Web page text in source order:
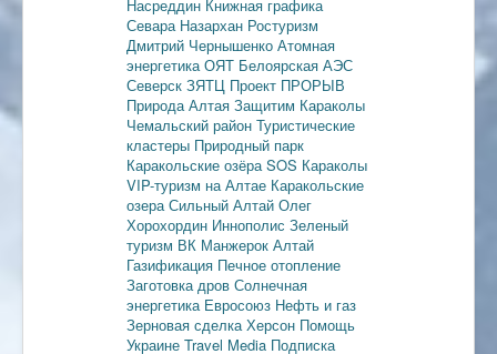
Насреддин Книжная графика
Севара Назархан Ростуризм
Дмитрий Чернышенко Атомная
энергетика ОЯТ Белоярская АЭС
Северск ЗЯТЦ Проект ПРОРЫВ
Природа Алтая Защитим Караколы
Чемальский район Туристические
кластеры Природный парк
Каракольские озёра SOS Караколы
VIP-туризм на Алтае Каракольские
озера Сильный Алтай Олег
Хорохордин Иннополис Зеленый
туризм ВК Манжерок Алтай
Газификация Печное отопление
Заготовка дров Солнечная
энергетика Евросоюз Нефть и газ
Зерновая сделка Херсон Помощь
Украине Travel Media Подписка